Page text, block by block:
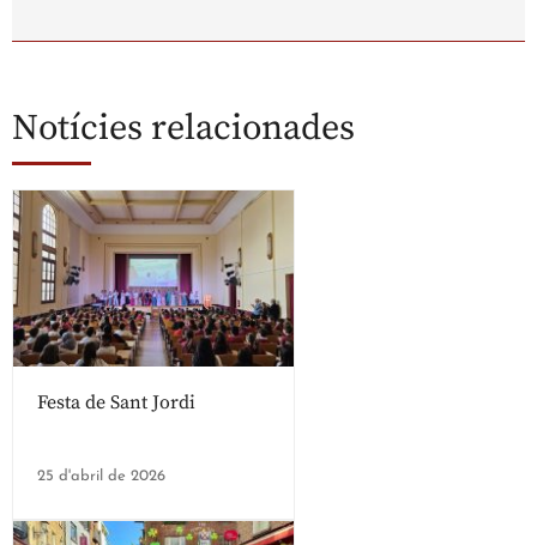
Notícies relacionades
Festa de Sant Jordi
25 d'abril de 2026